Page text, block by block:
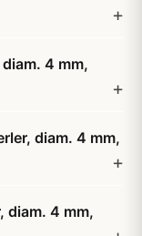
4 mm,
diam. 4 mm,
diam. 4 mm,